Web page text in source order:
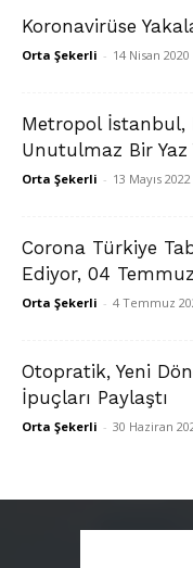
Koronavirüse
Orta Şekerli - 14 Nisan 2020
Metropol İstanbul,
Unutulmaz Bir Yaz
Orta Şekerli - 13 Mayıs 2022
Corona Türkiye
Ediyor, 04
Orta Şekerli - 4 Temmuz
Otopratik, Yeni
İpuçları Paylaştı
Orta Şekerli - 30 Haziran